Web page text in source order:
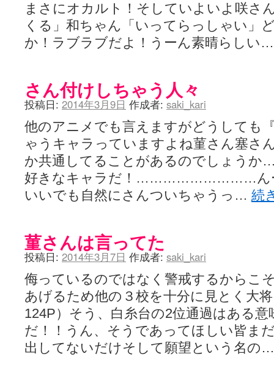
まさにオカルト！そしていよいよ咲さ
くる」和ちゃん「いってらっしゃい」
か！ラブラブだよ！うーん素晴らしい
さん付けしちゃう人々
投稿日: 2014年3月9日 作成者: saki_kari
他のアニメでも言えますがどうしても
ゃうキャラっていますよね菫さん塞さ
か共通してることがあるのでしょう
好きなキャラだ！………………………んー
いいでも自然にさんついちゃうっ… 続
菫さんは言ってた
投稿日: 2014年3月7日 作成者: saki_kari
侮っているのではなく警戒するから
あげるため他の３校を十分に見とく大
124P）そう、白糸台の2位通過はある
だ！！うん、そうであってほしい皆ま
出してないだけそして願望という名の